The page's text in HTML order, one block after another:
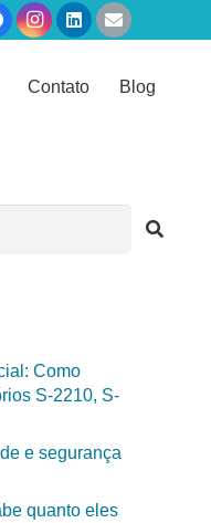
Contato Blog
Como
S-2210, S-
e segurança
quanto eles